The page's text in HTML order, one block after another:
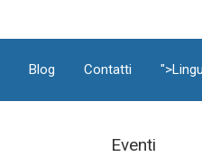
Blog Contatti
Eventi